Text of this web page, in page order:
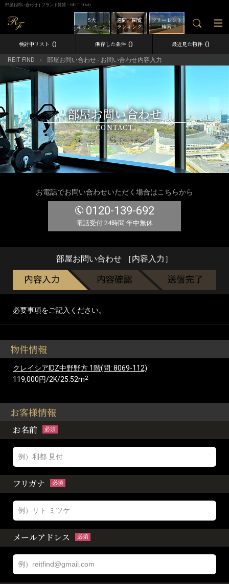
部屋お問い合わせ | ブランド賃貸－REIT FIND
フリーレント
検索
週間／閲覧
ランキング
5大
キャンペーン
検討中リスト 0 保存した条件 0 最近見た物件 0
REIT FIND 部屋お問い合わせ - お問い合わせ内容入力
部屋お問い合わせ
CONTACT
お電話でお問い合わせいただく場合はこちらから
0120-139-692
電話受付 24時間 年中無休
部屋お問い合わせ ［内容入力］
必要事項をご記入ください。
物件情報
クレイシアIDZ中野野方 1階(問: 8069-112)
119,000円/2K/25.52m2
お客様情報
お名前 必須
フリガナ 必須
メールアドレス 必須